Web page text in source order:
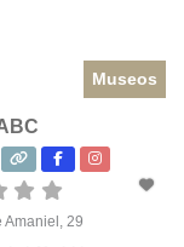
Museos
Amaniel, 29